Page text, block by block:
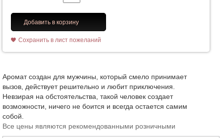
Добавить в корзину
Сохранить в лист пожеланий
Аромат создан для мужчины, который смело принимает
вызов, действует решительно и любит приключения.
Невзирая на обстоятельства, такой человек создает
возможности, ничего не боится и всегда остается самим
собой.
Все цены являются рекомендованными розничными